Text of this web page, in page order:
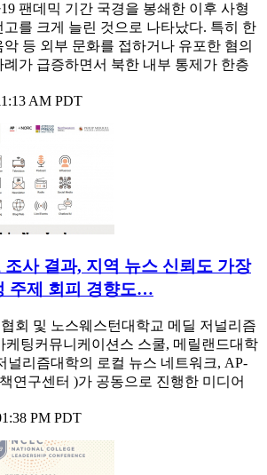
팬데믹 기간 국경을 봉쇄한 이후 사형
고를 크게 늘린 것으로 나타났다. 특히 한
등 외부 문화를 접하거나 유포한 혐의
례가 급증하면서 북한 내부 통제가 한층
AM PDT
조사 결과, 지역 뉴스 신뢰도 가장
주제 회피 경향도…
회 및 노스웨스턴대학교 메딜 저널리즘
케팅커뮤니케이션스 스쿨, 메릴랜드대학
널리즘대학의 로컬 뉴스 네트워크, AP-
연구센터 )가 공동으로 진행한 미디어
PM PDT